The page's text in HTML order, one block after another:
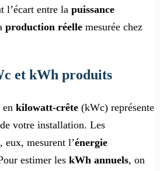
l’écart entre la puissance
production réelle mesurée chez
et kWh produits
en kilowatt-crête (kWc) représente
de votre installation. Les
eux, mesurent l’énergie
estimer les kWh annuels, on